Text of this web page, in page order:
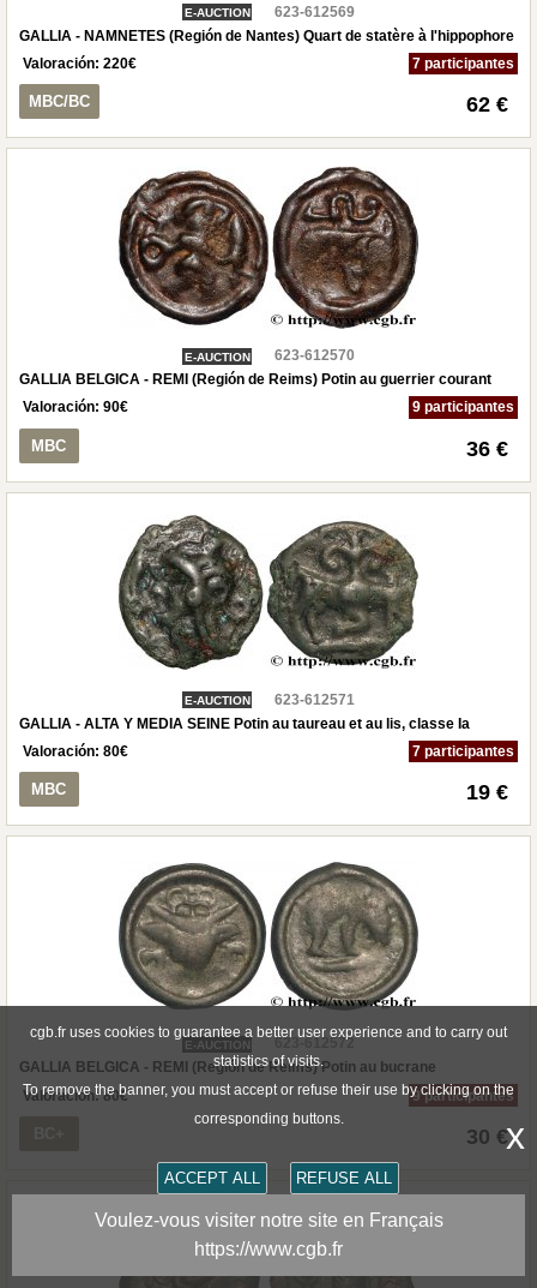
E-AUCTION
623-612569
GALLIA - NAMNETES (Región de Nantes) Quart de statère à l'hippophore
Valoración: 220€ 7 participantes
MBC/BC 62 €
E-AUCTION
623-612570
GALLIA BELGICA - REMI (Región de Reims) Potin au guerrier courant
Valoración: 90€ 9 participantes
MBC 36 €
E-AUCTION
623-612571
GALLIA - ALTA Y MEDIA SEINE Potin au taureau et au lis, classe Ia
Valoración: 80€ 7 participantes
MBC 19 €
E-AUCTION
623-612572
GALLIA BELGICA - REMI (Región de Reims) Potin au bucrane
Valoración:80€ 9 participantes
30 €
cgb.fr uses cookies to guarantee a better user experience and to carry out
statistics of visits.
To remove the banner, you must accept or refuse their use by clicking on the
corresponding buttons.
ACCEPT ALL REFUSE ALL
x
Voulez-vous visiter notre site en Français
https://www.cgb.fr